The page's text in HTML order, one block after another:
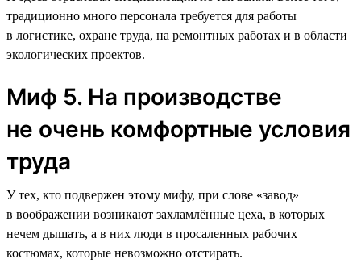
традиционно много персонала требуется для работы
в логистике, охране труда, на ремонтных работах и в области
экологических проектов.
Миф 5. На производстве
не очень комфортные условия
труда
У тех, кто подвержен этому мифу, при слове «завод»
в воображении возникают захламлённые цеха, в которых
нечем дышать, а в них люди в просаленных рабочих
костюмах, которые невозможно отстирать.